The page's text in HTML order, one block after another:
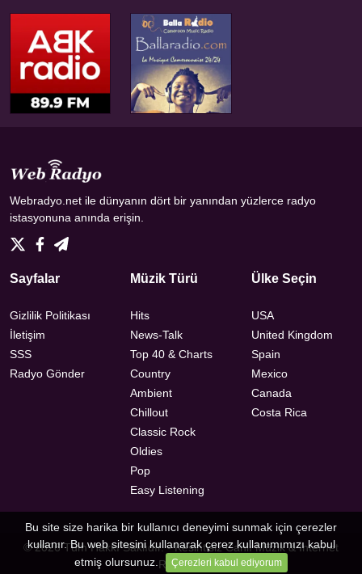
Webradyo.net ile dünyanın dört bir yanından yüzlerce radyo
istasyonuna anında erişin.
Sayfalar
Gizlilik Politikası
İletişim
SSS
Radyo Gönder
Müzik Türü
Hits
News-Talk
Top 40 & Charts
Country
Ambient
Chillout
Classic Rock
Oldies
Pop
Easy Listening
Ülke Seçin
USA
United Kingdom
Spain
Mexico
Canada
Costa Rica
© 2026 Tüm Hakkı Saklıdır. -Kesintisiz Canlı Müzik & İnternet
Radyosu
Bu site size harika bir kullanıcı deneyimi sunmak için çerezler
kullanır. Bu web sitesini kullanarak çerez kullanımımızı kabul
etmiş olursunuz.
Çerezleri kabul ediyorum